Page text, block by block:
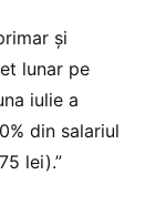
și
lunar pe
iulie a
din salariul
lei).”